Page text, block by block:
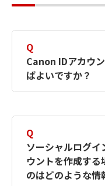
Q
Canon IDアカウ
ばよいですか？
す。詳しい作
何ですか？
ださい。
Q
ソーシャルログ
ウントを作成する
のはどのような情